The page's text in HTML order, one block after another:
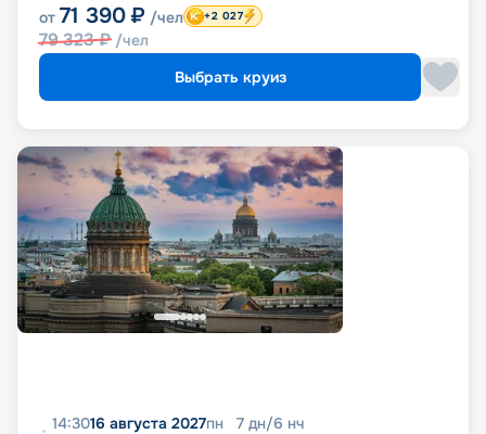
от 71 390 ₽ /чел
79 323₽ /чел
+2 027
Выбрать круиз
14:3016 августа 2027пн 7 дн/6 нч